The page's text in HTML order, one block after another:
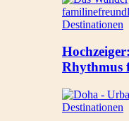
Destinationen
Rhythmus
Destinationen